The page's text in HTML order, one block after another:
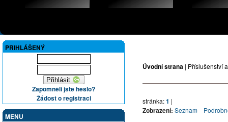
PRIHLÁŠENÝ
Zapomněli jste heslo?
Žádost o registraci
MENU
Úvodní strana | Příslušenství
stránka:1 |
Zobrazení:Seznam